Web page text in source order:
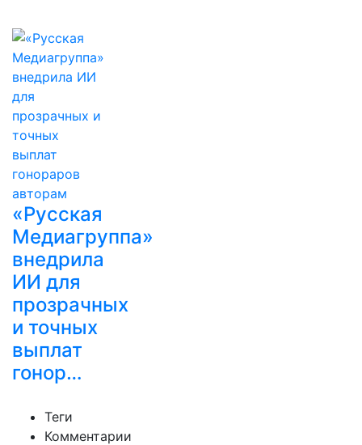
«Русская
Медиагруппа»
внедрила
ИИ для
прозрачных
и точных
выплат
гонор…
Теги
Комментарии